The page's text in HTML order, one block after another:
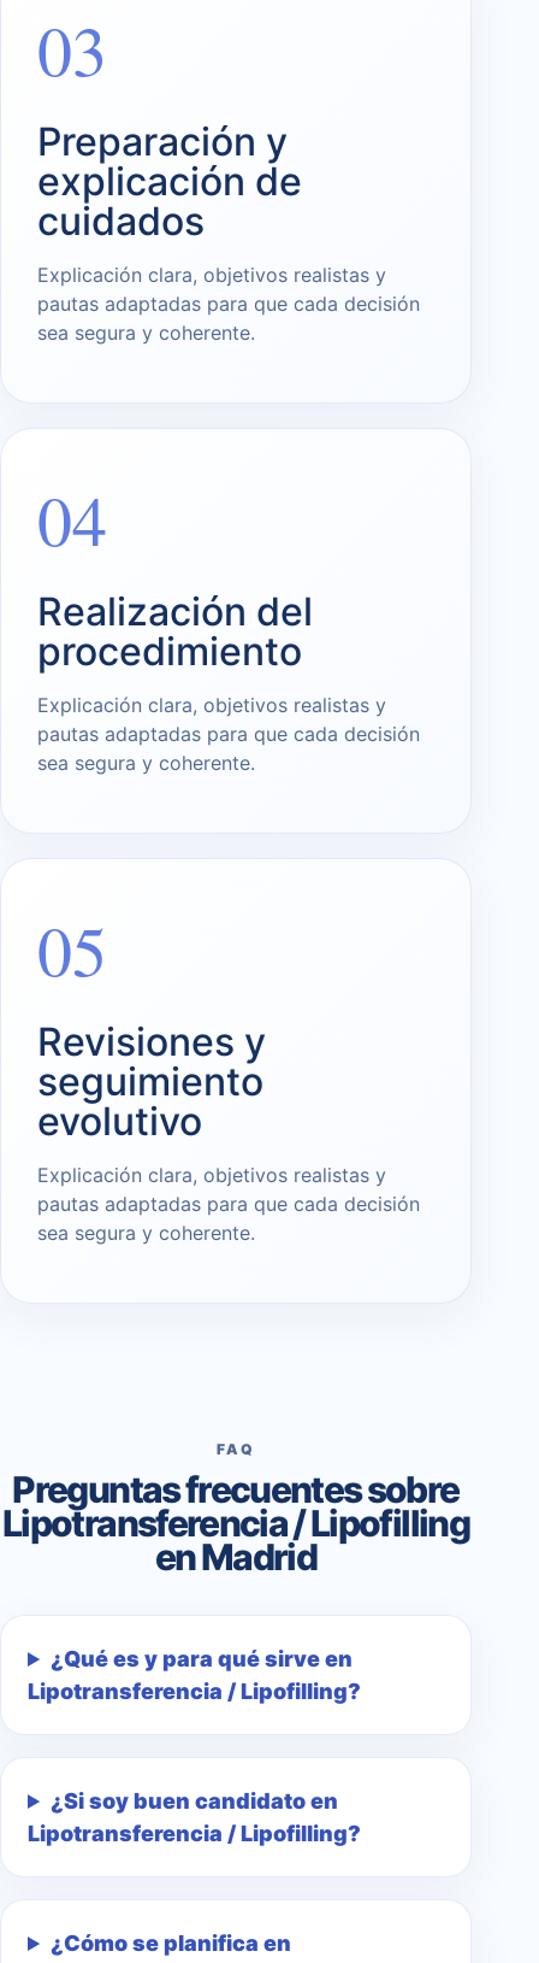
03
Preparación y
explicación de
cuidados
Explicación clara, objetivos realistas y
pautas adaptadas para que cada decisión
sea segura y coherente.
04
Realización del
procedimiento
Explicación clara, objetivos realistas y
pautas adaptadas para que cada decisión
sea segura y coherente.
05
Revisiones y
seguimiento
evolutivo
Explicación clara, objetivos realistas y
pautas adaptadas para que cada decisión
sea segura y coherente.
FAQ
Preguntas frecuentes sobre
Lipotransferencia / Lipofilling
en Madrid
¿Qué es y para qué sirve en
Lipotransferencia / Lipofilling?
¿Si soy buen candidato en
Lipotransferencia / Lipofilling?
¿Cómo se planifica en